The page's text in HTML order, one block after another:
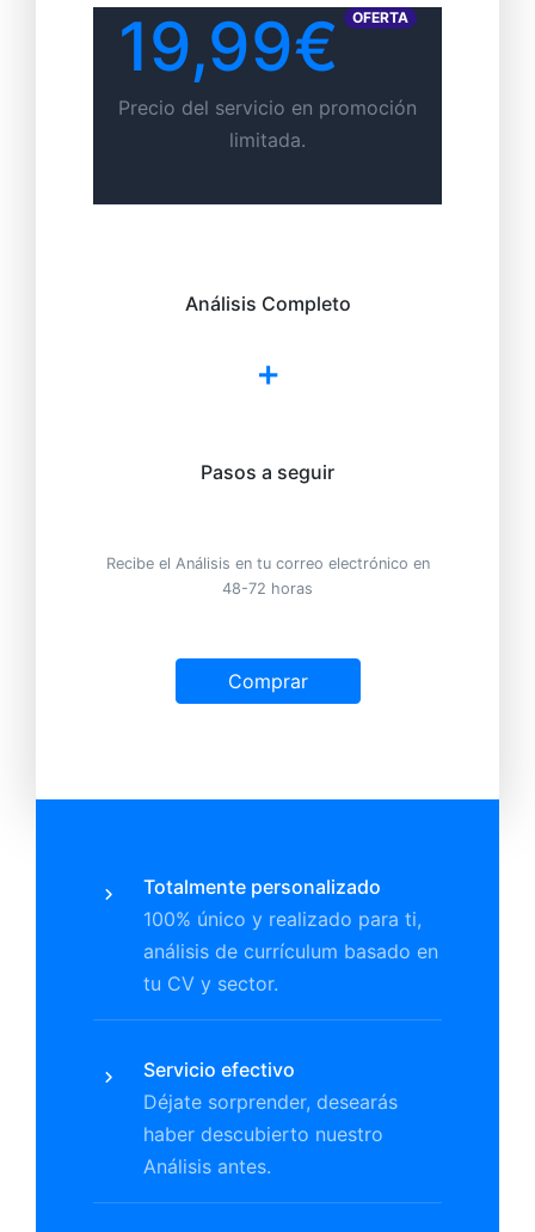
19,99€ OFERTA
Precio del servicio en promoción
limitada.
Análisis Completo
+
Pasos a seguir
Recibe el Análisis en tu correo electrónico en
48-72 horas
Comprar
Totalmente personalizado
100% único y realizado para ti,
análisis de currículum basado en
tu CV y sector.
Servicio efectivo
Déjate sorprender, desearás
haber descubierto nuestro
Análisis antes.